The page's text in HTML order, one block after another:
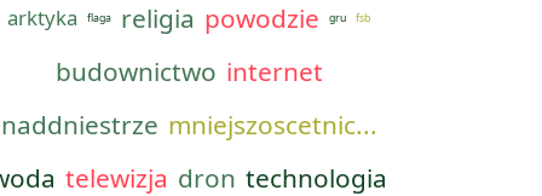
arktyka flaga religia powodzie gru fsb
budownictwo internet
naddniestrze mniejszoscetnic...
telewizja dron technologia